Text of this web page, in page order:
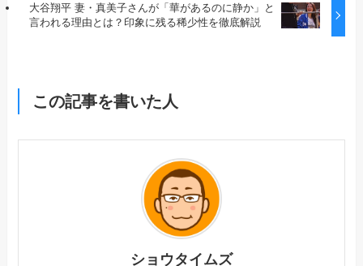
大谷翔平 妻・真美子さんが「華があるのに静か」と
言われる理由とは？印象に残る稀少性を徹底解説
この記事を書いた人
ショウタイムズ